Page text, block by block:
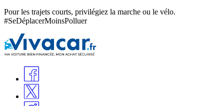
Pour les trajets courts, privilégiez la marche ou le vélo.
#SeDéplacerMoinsPolluer